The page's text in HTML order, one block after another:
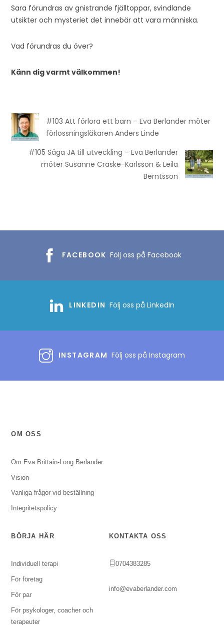
Sara förundras av gnistrande fjälltoppar, svindlande
utsikter och mysteriet det innebär att vara människa.
Vad förundras du över?
Känn dig varmt välkommen!
#103 Att förlora ett barn – Eva Berlander möter
förlossningsläkaren Anders Linde
#105 Säga JA till utveckling – Eva Berlander
möter Susanne Craske-Karlsson & Leila
Berntsson
FACEBOOK Följ oss på Facebook
LINKEDIN Följ oss på LinkedIn
INSTAGRAM Följ oss på Instagram
OM OSS
Om Eva Brittain-Long Berlander
Vision
Vanliga frågor vid beställning
Integritetspolicy
BÖRJA HÄR
Individuell terapi
För företag
För par
För psykologer, coacher och
terapeuter
KONTAKTA OSS
0704383285
info@evaberlander.com